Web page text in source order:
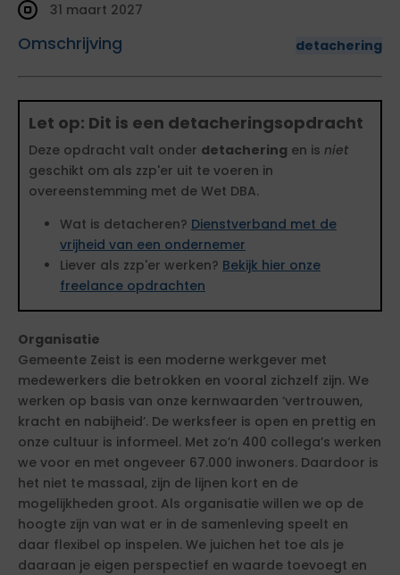
Omschrijving detachering
31 maart 2027
Let op: Dit is een detacheringsopdracht
Deze opdracht valt onder detachering en is niet
geschikt om als zzp'er uit te voeren in
overeenstemming met de Wet DBA.
Wat is detacheren? Dienstverband met de
vrijheid van een ondernemer
Liever als zzp'er werken? Bekijk hier onze
freelance opdrachten
Organisatie
Gemeente Zeist is een moderne werkgever met
medewerkers die betrokken en vooral zichzelf zijn. We
werken op basis van onze kernwaarden ‘vertrouwen,
kracht en nabijheid’. De werksfeer is open en prettig en
onze cultuur is informeel. Met zo’n 400 collega’s werken
we voor en met ongeveer 67.000 inwoners. Daardoor is
het niet te massaal, zijn de lijnen kort en de
mogelijkheden groot. Als organisatie willen we op de
hoogte zijn van wat er in de samenleving speelt en
daar flexibel op inspelen. We juichen het toe als je
daaraan je eigen perspectief en waarde toevoegt en